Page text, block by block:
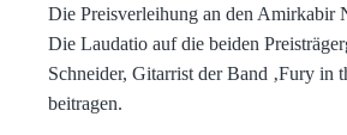
Die Preisverleihung an den Amirkabir
Die Laudatio auf die beiden
Schneider, Gitarrist der Band ‚Fury in
beitragen.